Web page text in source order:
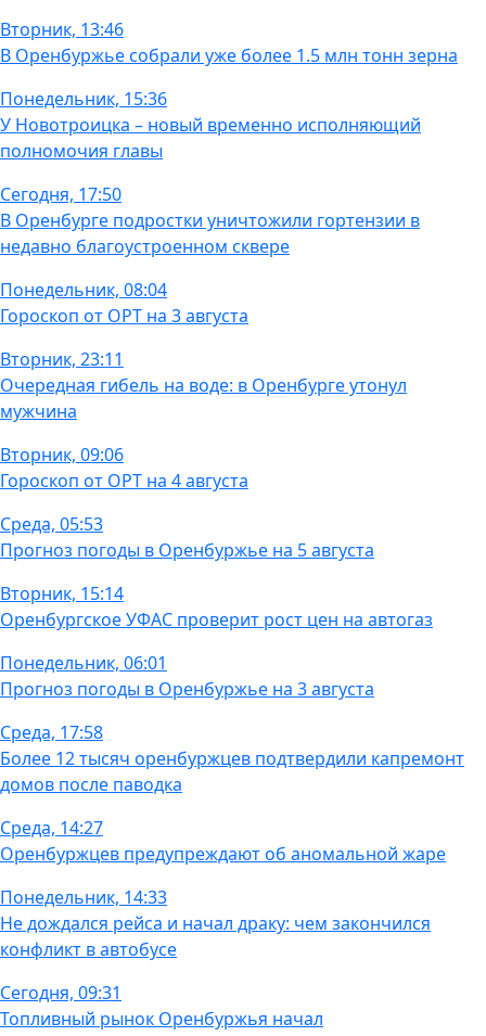
Вторник, 13:46
В Оренбуржье собрали уже более 1.5 млн тонн зерна
Понедельник, 15:36
У Новотроицка – новый временно исполняющий
полномочия главы
Сегодня, 17:50
В Оренбурге подростки уничтожили гортензии в
недавно благоустроенном сквере
Понедельник, 08:04
Гороскоп от ОРТ на 3 августа
Вторник, 23:11
Очередная гибель на воде: в Оренбурге утонул
мужчина
Вторник, 09:06
Гороскоп от ОРТ на 4 августа
Среда, 05:53
Прогноз погоды в Оренбуржье на 5 августа
Вторник, 15:14
Оренбургское УФАС проверит рост цен на автогаз
Понедельник, 06:01
Прогноз погоды в Оренбуржье на 3 августа
Среда, 17:58
Более 12 тысяч оренбуржцев подтвердили капремонт
домов после паводка
Среда, 14:27
Оренбуржцев предупреждают об аномальной жаре
Понедельник, 14:33
Не дождался рейса и начал драку: чем закончился
конфликт в автобусе
Сегодня, 09:31
Топливный рынок Оренбуржья начал